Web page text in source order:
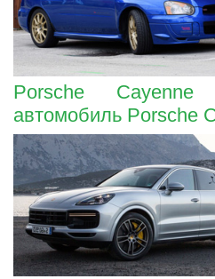
Porsche
автомобиль Porsche